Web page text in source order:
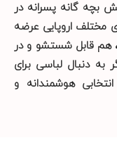
بچه گانه پسرانه در
مختلف اروپایی عرضه
قابل شستشو و در
دنبال لباسی برای
هوشمندانه و